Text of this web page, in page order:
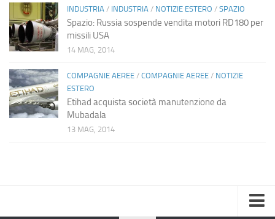
INDUSTRIA / INDUSTRIA / NOTIZIE ESTERO / SPAZIO
Spazio: Russia sospende vendita motori RD180 per
missili USA
14 MAG, 2014
COMPAGNIE AEREE / COMPAGNIE AEREE / NOTIZIE
ESTERO
Etihad acquista società manutenzione da
Mubadala
13 MAG, 2014